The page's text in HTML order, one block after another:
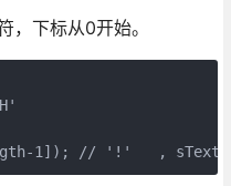
，下标从0开始。